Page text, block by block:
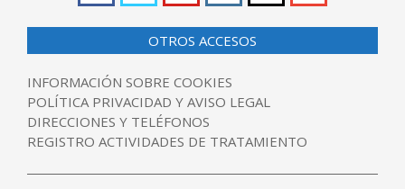
OTROS ACCESOS
INFORMACIÓN SOBRE COOKIES
POLÍTICA PRIVACIDAD Y AVISO LEGAL
DIRECCIONES Y TELÉFONOS
REGISTRO ACTIVIDADES DE TRATAMIENTO